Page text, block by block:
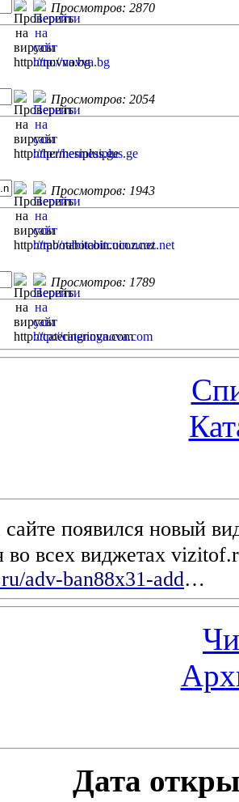
Просмотров: 2870
Просмотров: 2054
Просмотров: 1943
Просмотров: 1789
появился новый
всех виджетах
adv-ban88x31-add…
Дата